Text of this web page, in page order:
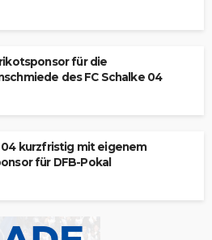
für die
des FC Schalke 04
04 kurzfristig mit eigenem
für DFB-Pokal